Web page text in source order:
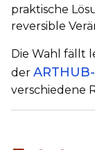
praktische
reversible
Die Wahl fällt
der
verschiedene